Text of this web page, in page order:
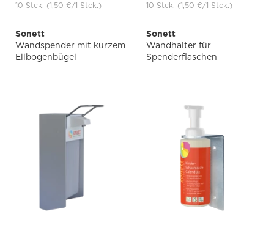
10 Stck. (1,50 €/1 Stck.) 10 Stck. (1,50 €/1 Stck.)
Sonett
Wandspender mit kurzem
Ellbogenbügel
Sonett
Wandhalter für
Spenderflaschen